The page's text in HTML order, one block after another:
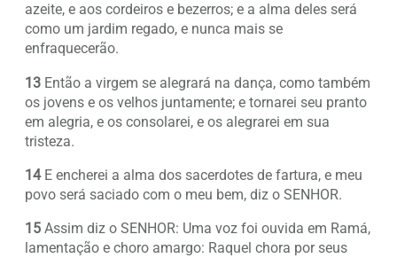
azeite, e aos cordeiros e bezerros; e a alma deles será
como um jardim regado, e nunca mais se
enfraquecerão.
13 Então a virgem se alegrará na dança, como também
os jovens e os velhos juntamente; e tornarei seu pranto
em alegria, e os consolarei, e os alegrarei em sua
tristeza.
14E encherei a alma dos sacerdotes de fartura, e meu
povo será saciado com o meu bem, diz o SENHOR.
15 Assim diz o SENHOR: Uma voz foi ouvida em Ramá,
lamentação e choro amargo: Raquel chora por seus